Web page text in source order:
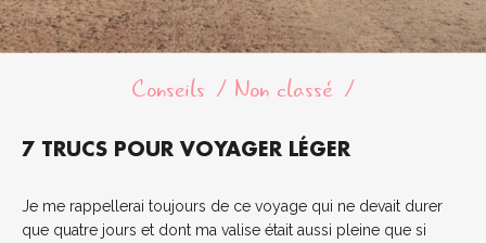
Conseils Non classé
7 TRUCS POUR VOYAGER LÉGER
Je me rappellerai toujours de ce voyage qui ne devait durer
que quatre jours et dont ma valise était aussi pleine que si